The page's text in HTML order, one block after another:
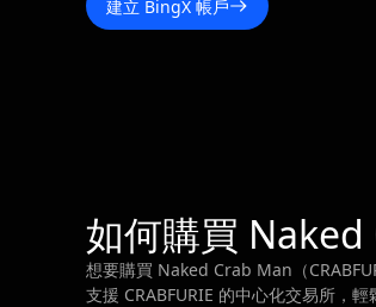
建立 BingX 帳戶
如何購買 Naked
想要購買 Naked Crab Man（
支援 CRABFURIE 的中心化交易所，